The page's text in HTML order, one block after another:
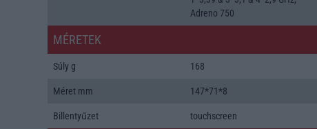
Adreno 750
MÉRETEK
Súly g 168
Méret mm 147*71*8
Billentyűzet touchscreen